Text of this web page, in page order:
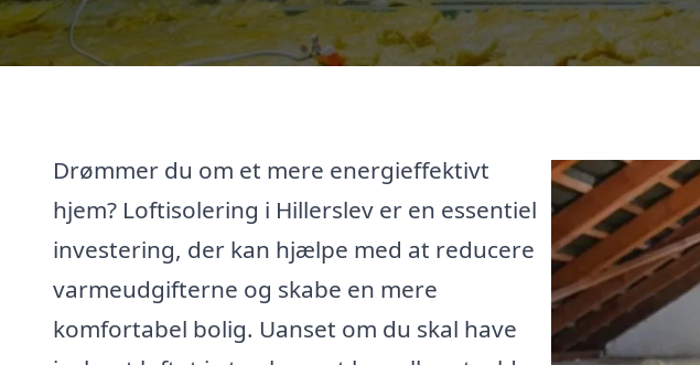
Drømmer du om et mere energieffektivt
hjem? Loftisolering i Hillerslev er en essentiel
investering, der kan hjælpe med at reducere
varmeudgifterne og skabe en mere
komfortabel bolig. Uanset om du skal have